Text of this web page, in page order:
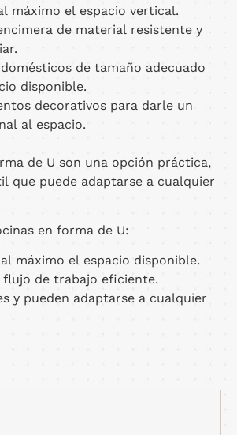
máximo el espacio vertical.
de material resistente y
de tamaño adecuado
disponible.
decorativos para darle un
al espacio.
de U son una opción práctica,
que puede adaptarse a cualquier
en forma de U:
máximo el espacio disponible.
flujo de trabajo eficiente.
y pueden adaptarse a cualquier